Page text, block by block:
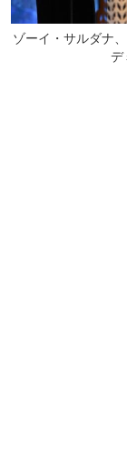
ゾーイ・サルダナ
デ